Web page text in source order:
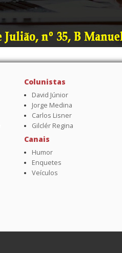
Colunistas
David Júnior
Jorge Medina
Carlos Lisner
Gilclér Regina
Canais
Humor
Enquetes
Veículos